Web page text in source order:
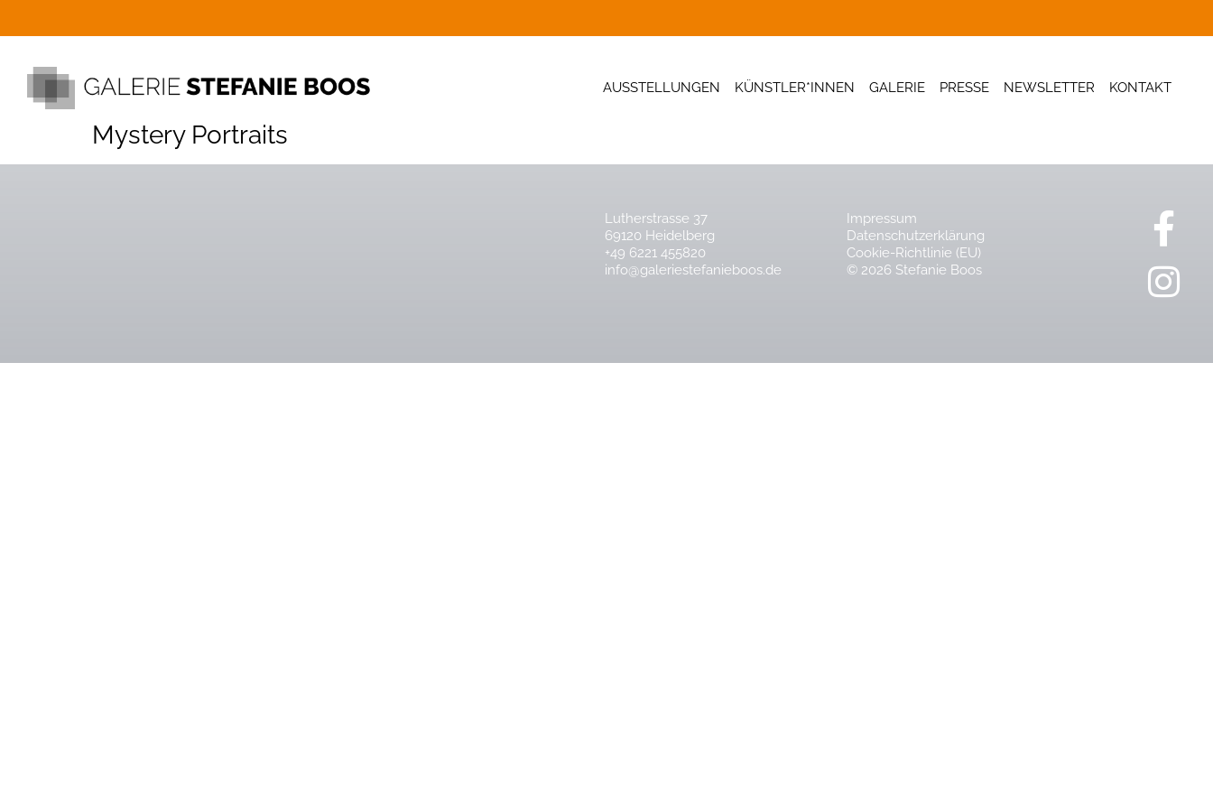
AUSSTELLUNGEN KÜNSTLER*INNEN GALERIE PRESSE NEWSLETTER KONTAKT
Mystery Portraits
Lutherstrasse 37
69120 Heidelberg
+49 6221 455820
info@galeriestefanieboos.de
Impressum
Datenschutzerklärung
Cookie-Richtlinie (EU)
© 2026 Stefanie Boos